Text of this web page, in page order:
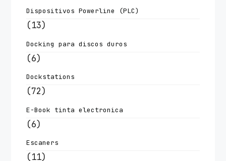
Dispositivos Powerline (PLC)
(13)
Docking para discos duros
(6)
Dockstations
(72)
E-Book tinta electronica
(6)
Escaners
(11)